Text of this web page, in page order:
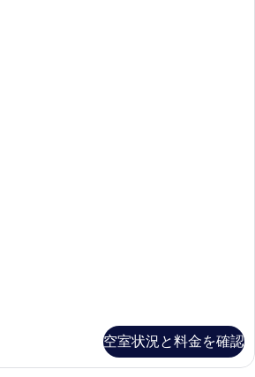
空室状況と料金を確認